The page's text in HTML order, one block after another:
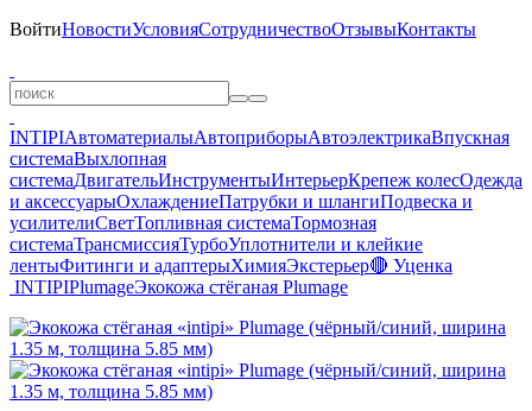
ВойтиНовостиУсловияСотрудничествоОтзывыКонтакты
INTIPIАвтоматериалыАвтоприборыАвтоэлектрикаВпускная
системаВыхлопная
системаДвигательИнструментыИнтерьерКрепеж колесОдежда
и аксессуарыОхлаждениеПатрубки и шлангиПодвеска и
усилителиСветТопливная системаТормозная
системаТрансмиссияТурбоУплотнители и клейкие
лентыФитинги и адаптерыХимияЭкстерьер🔴 Уценка
INTIPIPlumageЭкокожа стёганая Plumage